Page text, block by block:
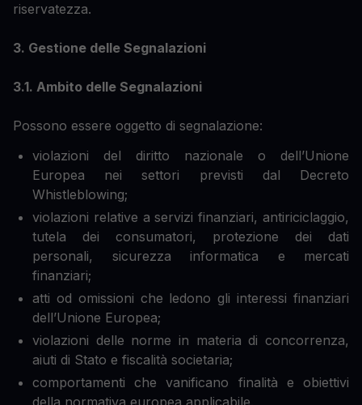
riservatezza.
3. Gestione delle Segnalazioni
3.1. Ambito delle Segnalazioni
Possono essere oggetto di segnalazione:
violazioni del diritto nazionale o dell’Unione
Europea nei settori previsti dal Decreto
Whistleblowing;
violazioni relative a servizi finanziari, antiriciclaggio,
tutela dei consumatori, protezione dei dati
personali, sicurezza informatica e mercati
finanziari;
atti od omissioni che ledono gli interessi finanziari
dell’Unione Europea;
violazioni delle norme in materia di concorrenza,
aiuti di Stato e fiscalità societaria;
comportamenti che vanificano finalità e obiettivi
della normativa europea applicabile.